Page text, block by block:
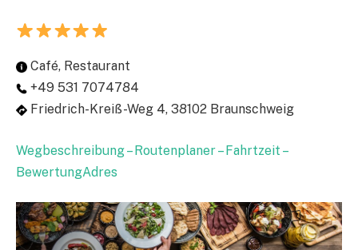
Café, Restaurant
+49 531 7074784
Friedrich-Kreiß-Weg 4, 38102 Braunschweig
Wegbeschreibung – Routenplaner – Fahrtzeit –
BewertungAdres